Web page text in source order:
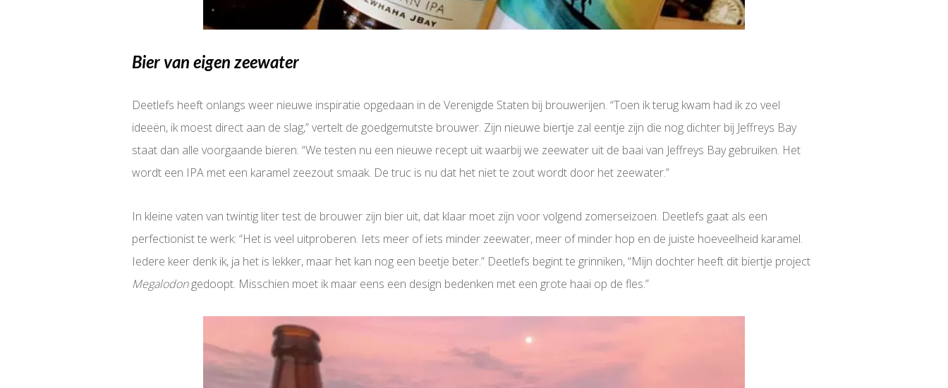
Bier van eigen zeewater
Deetlefs heeft onlangs weer nieuwe inspiratie opgedaan in de Verenigde Staten bij brouwerijen. “Toen ik terug kwam had ik zo veel
ideeën, ik moest direct aan de slag,” vertelt de goedgemutste brouwer. Zijn nieuwe biertje zal eentje zijn die nog dichter bij Jeffreys Bay
staat dan alle voorgaande bieren. “We testen nu een nieuwe recept uit waarbij we zeewater uit de baai van Jeffreys Bay gebruiken. Het
wordt een IPA met een karamel zeezout smaak. De truc is nu dat het niet te zout wordt door het zeewater.”
In kleine vaten van twintig liter test de brouwer zijn bier uit, dat klaar moet zijn voor volgend zomerseizoen. Deetlefs gaat als een
perfectionist te werk: “Het is veel uitproberen. Iets meer of iets minder zeewater, meer of minder hop en de juiste hoeveelheid karamel.
Iedere keer denk ik, ja het is lekker, maar het kan nog een beetje beter.” Deetlefs begint te grinniken, “Mijn dochter heeft dit biertje project
Megalodongedoopt. Misschien moet ik maar eens een design bedenken met een grote haai op de fles.”